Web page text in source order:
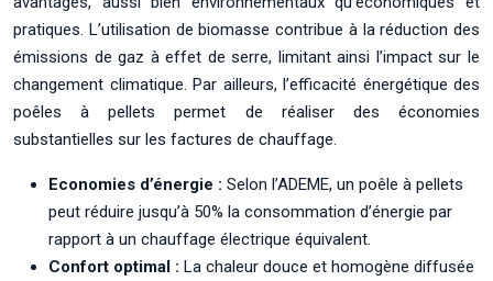
pratiques. L’utilisation de biomasse contribue à la réduction des
émissions de gaz à effet de serre, limitant ainsi l’impact sur le
changement climatique. Par ailleurs, l’efficacité énergétique des
poêles à pellets permet de réaliser des économies
substantielles sur les factures de chauffage.
Economies d’énergie : Selon l’ADEME, un poêle à pellets
peut réduire jusqu’à 50% la consommation d’énergie par
rapport à un chauffage électrique équivalent.
Confort optimal : La chaleur douce et homogène diffusée